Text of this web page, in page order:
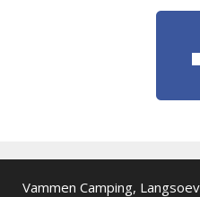
Vammen Camping,